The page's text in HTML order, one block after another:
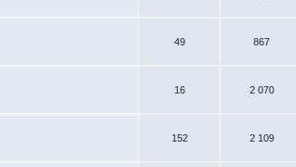
49 867
16 2 070
152 2 109